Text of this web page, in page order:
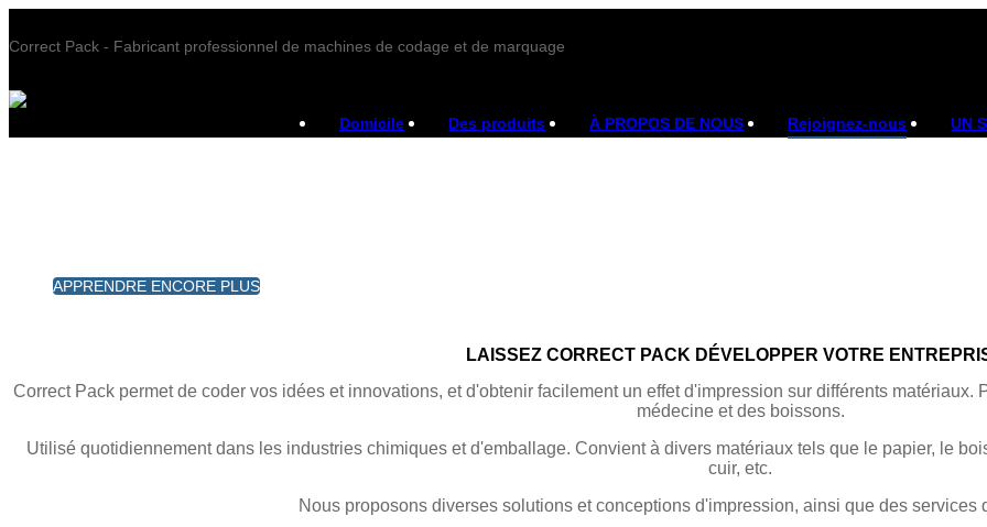
Correct Pack - Fabricant professionnel de machines de codage et de marquage
Domicile Des produits À PROPOS DE NOUS Rejoignez-nous UN
APPRENDRE ENCORE PLUS
APPRENDRE ENCORE PLUS
LAISSEZ CORRECT PACK DÉVELOPPER VOTRE
Correct Pack permet de coder vos idées et innovations, et d'obtenir facilement un effet d'impression sur différents
médecine et des boissons.
Utilisé quotidiennement dans les industries chimiques et d'emballage. Convient à divers matériaux tels que le papier, le
cuir, etc.
Nous proposons diverses solutions et conceptions d'impression, ainsi que des services